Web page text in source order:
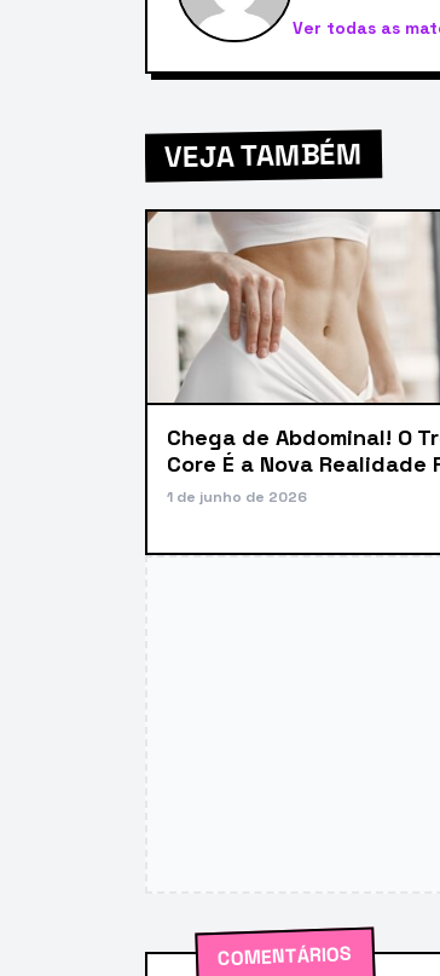
Ver todas as
VEJA TAMBÉM
Chega de Abdominal! O
Core É a Nova Realidade
1 de junho de 2026
COMENTÁRIOS